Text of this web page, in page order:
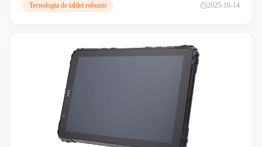
velocidade para aplicações em veículos e no terreno.
Tecnologia de tablet robusto 2025-10-14